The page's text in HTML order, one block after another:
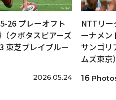
26 プレーオフト
クボタスピアーズ
東芝ブレイブルー
2026.05.24
NTTリー
ーナメン
サンゴリ
ムズ東京
16